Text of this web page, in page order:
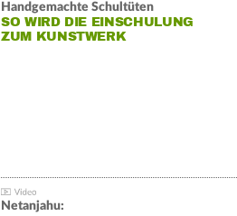
Handgemachte Schultüten
SO WIRD DIE EINSCHULUNG
ZUM KUNSTWERK
Netanjahu: